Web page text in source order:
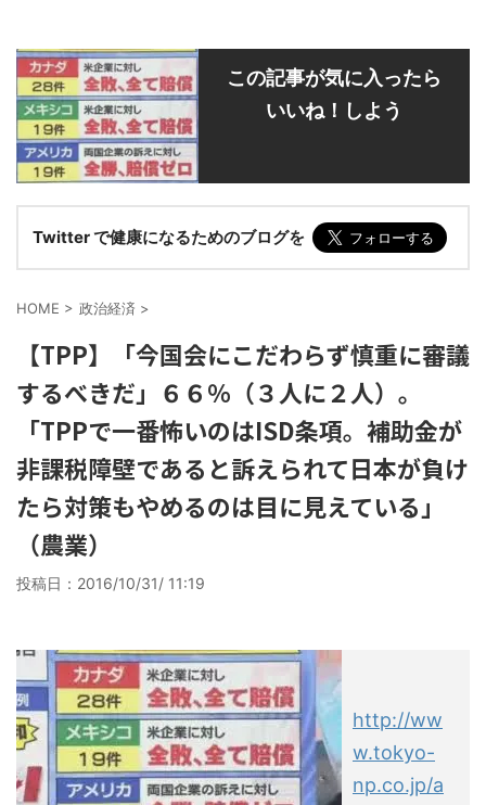
この記事が気に入ったら
いいね！しよう
Twitter で健康になるためのブログを
HOME > 政治経済 >
【TPP】「今国会にこだわらず慎重に審議
するべきだ」６６％（３人に２人）。
「TPPで一番怖いのはISD条項。補助金が
非課税障壁であると訴えられて日本が負け
たら対策もやめるのは目に見えている」
（農業）
投稿日： 2016/10/31/ 11:19
http://ww
w.tokyo-
np.co.jp/a